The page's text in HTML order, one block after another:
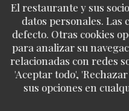
El restaurante y sus
datos personales. Las
defecto. Otras cookies
para analizar su
relacionadas con redes
'Aceptar todo',
sus opciones en
Env. 300g
ASSIETTE
Ecrasé de pomme de terre,